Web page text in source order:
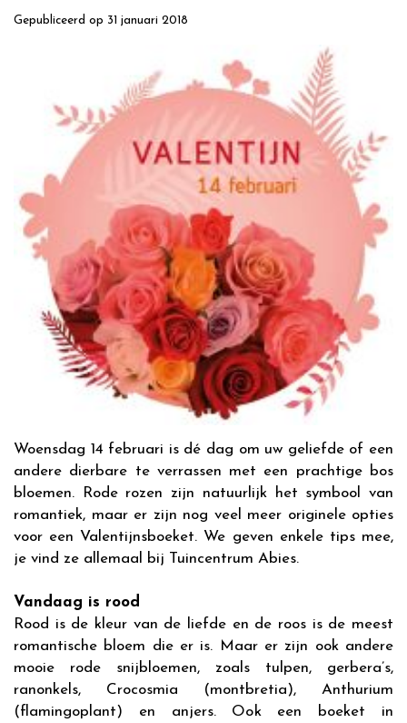
Gepubliceerd op 31 januari 2018
Woensdag 14 februari is dé dag om uw geliefde of een
andere dierbare te verrassen met een prachtige bos
bloemen. Rode rozen zijn natuurlijk het symbool van
romantiek, maar er zijn nog veel meer originele opties
voor een Valentijnsboeket. We geven enkele tips mee,
je vind ze allemaal bij Tuincentrum Abies.
Vandaag is rood
Rood is de kleur van de liefde en de roos is de meest
romantische bloem die er is. Maar er zijn ook andere
mooie rode snijbloemen, zoals tulpen, gerbera’s,
ranonkels, Crocosmia (montbretia), Anthurium
(flamingoplant) en anjers. Ook een boeket in